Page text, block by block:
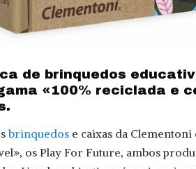
de brinquedos
«100% reciclada e
brinquedos e caixas da
os Play For Future, ambos